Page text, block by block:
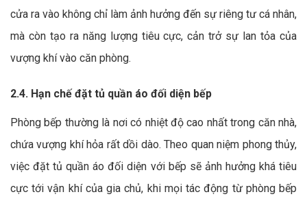
cửa ra vào không chỉ làm ảnh hưởng đến sự riêng tư cá nhân,
mà còn tạo ra năng lượng tiêu cực, cản trở sự lan tỏa của
vượng khí vào căn phòng.
2.4. Hạn chế đặt tủ quần áo đối diện bếp
Phòng bếp thường là nơi có nhiệt độ cao nhất trong căn nhà,
chứa vượng khí hỏa rất dồi dào. Theo quan niệm phong thủy,
việc đặt tủ quần áo đối diện với bếp sẽ ảnh hưởng khá tiêu
cực tới vận khí của gia chủ, khi mọi tác động từ phòng bếp